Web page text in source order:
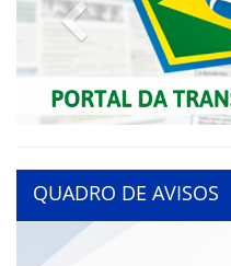
Previous
QUADRO DE AVISOS